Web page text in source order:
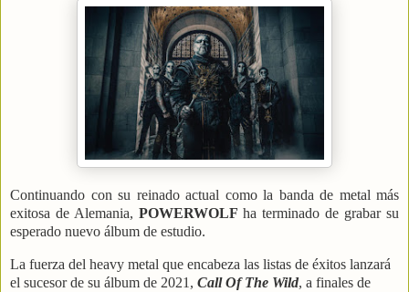
Continuando con su reinado actual como la banda de metal más
exitosa de Alemania, POWERWOLF ha terminado de grabar su
esperado nuevo álbum de estudio.
La fuerza del heavy metal que encabeza las listas de éxitos lanzará
el sucesor de su álbum de 2021, Call Of The Wild, a finales de